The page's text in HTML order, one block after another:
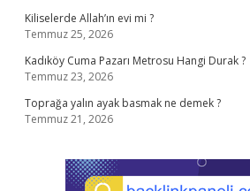
Kiliselerde Allah’ın evi mi ?
Temmuz 25, 2026
Kadıköy Cuma Pazarı Metrosu Hangi Durak ?
Temmuz 23, 2026
Toprağa yalın ayak basmak ne demek ?
Temmuz 21, 2026